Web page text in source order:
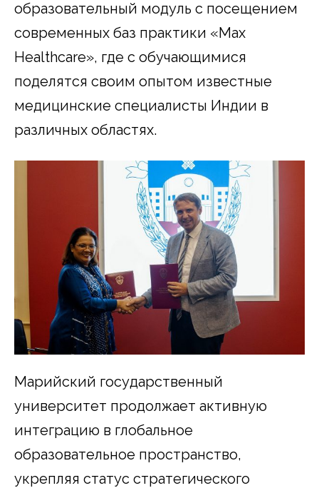
образовательный модуль с посещением
современных баз практики «Max
Healthcare», где с обучающимися
поделятся своим опытом известные
медицинские специалисты Индии в
различных областях.
Марийский государственный
университет продолжает активную
интеграцию в глобальное
образовательное пространство,
укрепляя статус стратегического